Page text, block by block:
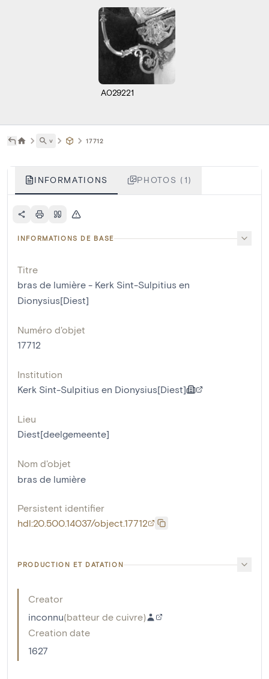
A029221
˅ 17712
INFORMATIONS PHOTOS (1)
INFORMATIONS DE BASE
Titre
bras de lumière - Kerk Sint-Sulpitius en
Dionysius[Diest]
Numéro d'objet
17712
Institution
Kerk Sint-Sulpitius en Dionysius[Diest]
Lieu
Diest[deelgemeente]
Nom d'objet
bras de lumière
Persistent identifier
hdl:20.500.14037/object.17712
PRODUCTION ET DATATION
Creator
inconnu(batteur de cuivre)
Creation date
1627